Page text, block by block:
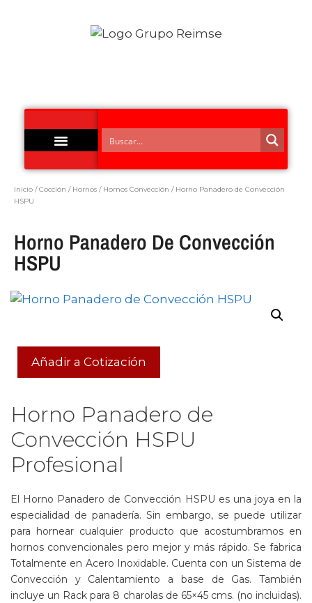
Inicio /Cocción / Hornos / Hornos Convección / Horno Panadero de Convección
HSPU
Horno Panadero De Convección
HSPU
Añadir a Cotización
Horno Panadero de
Convección HSPU
Profesional
El Horno Panadero de Convección HSPU es una joya en la
especialidad de panadería. Sin embargo, se puede utilizar
para hornear cualquier producto que acostumbramos en
hornos convencionales pero mejor y más rápido. Se fabrica
Totalmente en Acero Inoxidable. Cuenta con un Sistema de
Convección y Calentamiento a base de Gas. También
incluye un Rack para 8 charolas de 65×45 cms. (no incluidas).